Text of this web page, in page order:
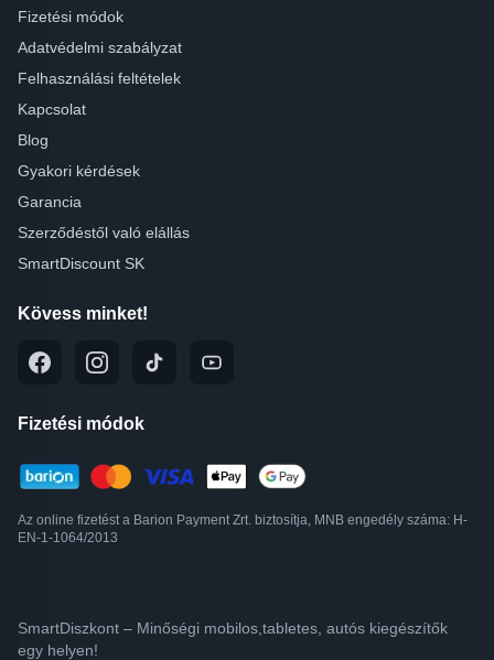
Fizetési módok
Adatvédelmi szabályzat
Felhasználási feltételek
Kapcsolat
Blog
Gyakori kérdések
Garancia
Szerződéstől való elállás
SmartDiscount SK
Kövess minket!
Fizetési módok
Az online fizetést a Barion Payment Zrt. biztosítja, MNB engedély száma: H-
EN-1-1064/2013
SmartDiszkont – Minőségi mobilos,tabletes, autós kiegészítők
egy helyen!